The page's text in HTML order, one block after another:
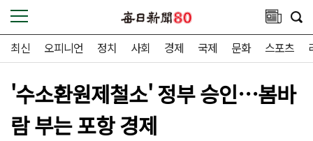
최신 오피니언 정치 사회 경제 국제 문화 스포츠
'수소환원제철소' 정부 승인…봄바
람 부는 포항 경제